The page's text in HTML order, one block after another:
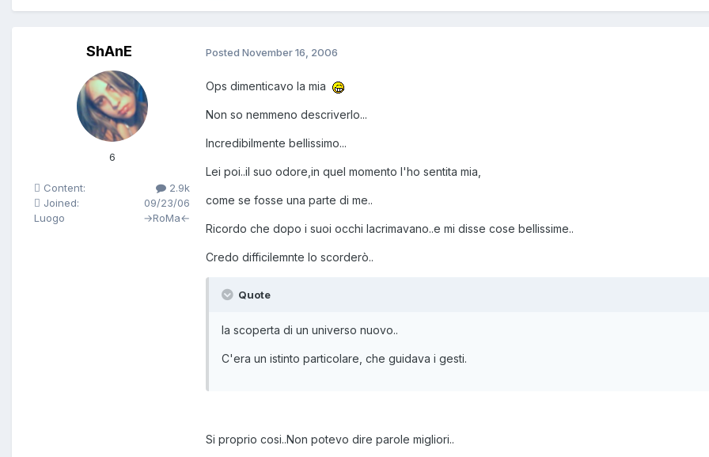
ShAnE
6
Content:
2.9k
Joined:
09/23/06
Luogo
→RoMa←
Posted November 16, 2006
Ops dimenticavo la mia
Non so nemmeno descriverlo...
Incredibilmente bellissimo...
Lei poi..il suo odore,in quel momento l'ho sentita mia,
come se fosse una parte di me..
Ricordo che dopo i suoi occhi lacrimavano..e mi disse cose bellissime..
Credo difficilemnte lo scorderò..
Quote
la scoperta di un universo nuovo..
C'era un istinto particolare, che guidava i gesti.
Si proprio cosi..Non potevo dire parole migliori..